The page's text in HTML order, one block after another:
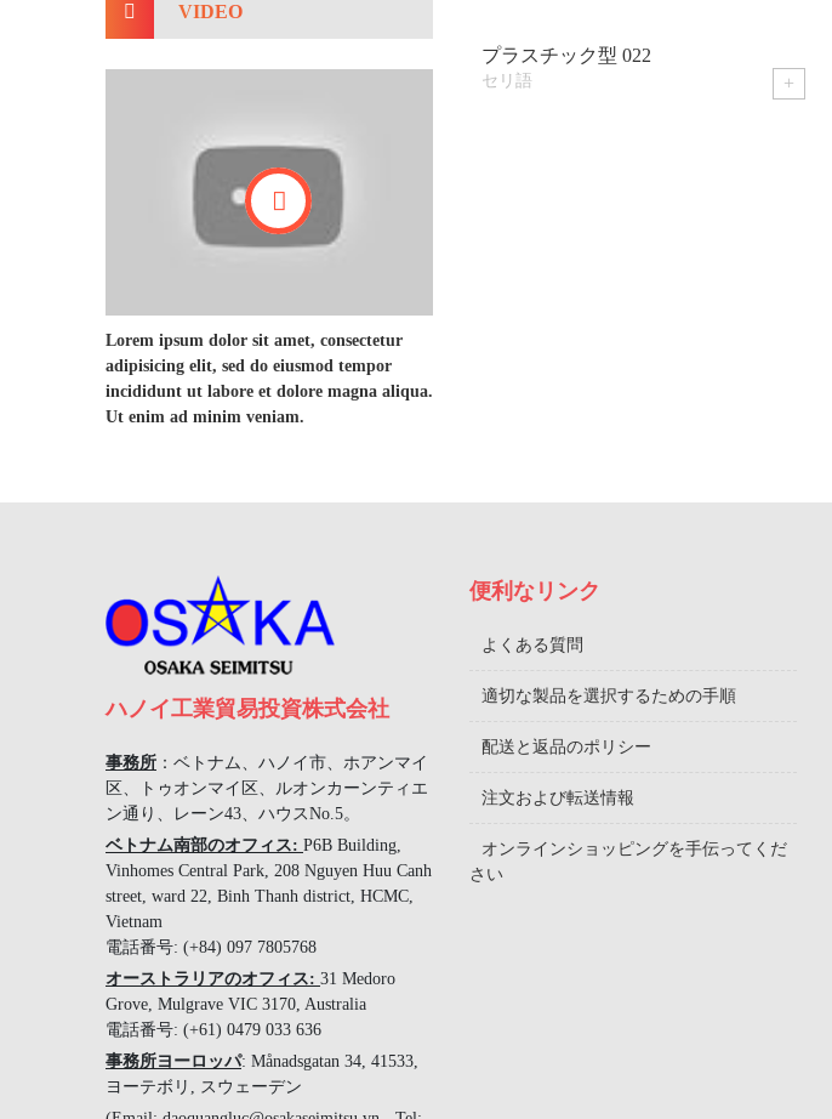
VIDEO
Lorem ipsum dolor sit amet, consectetur
adipisicing elit, sed do eiusmod tempor
incididunt ut labore et dolore magna aliqua.
Ut enim ad minim veniam.
型押し 039
セリ語
ハノイ工業貿易投資株式会社
事務所 ：ベトナム、ハノイ市、ホアンマイ
区、トゥオンマイ区、ルオンカーンティエ
ン通り、レーン43、ハウスNo.5。
ベトナム南部のオフィス: P6B Building,
Vinhomes Central Park, 208 Nguyen Huu Canh
street, ward 22, Binh Thanh district, HCMC,
Vietnam
電話番号: (+84) 097 7805768
オーストラリアのオフィス: 31 Medoro
Grove, Mulgrave VIC 3170, Australia
電話番号: (+61) 0479 033 636
事務所ヨーロッパ: Månadsgatan 34, 41533,
ヨーテボリ, スウェーデン
便利なリンク
よくある質問
適切な製品を選択するための手順
配送と返品のポリシー
注文および転送情報
オンラインショッピングを手伝ってくだ
さい